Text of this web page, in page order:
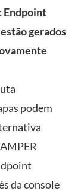
Endpoint
gerados
podem
da console